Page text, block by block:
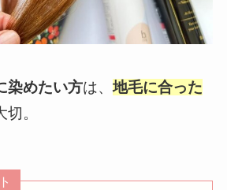
染めたい方は、地毛に合った
。